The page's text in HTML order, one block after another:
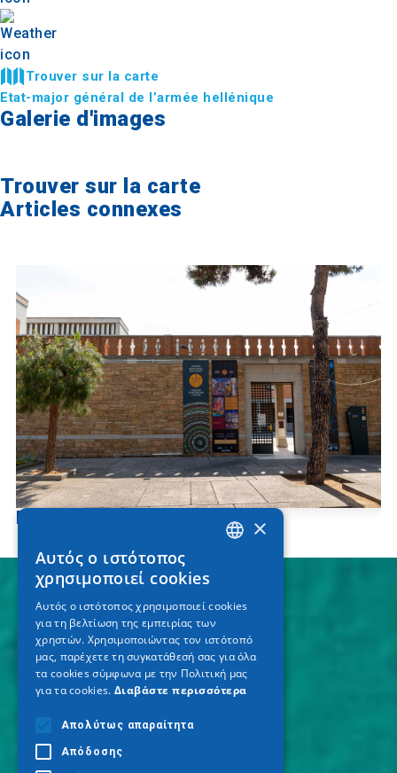
Trouver sur la carte
Etat-major général de l’armée hellénique
Galerie d'images
Trouver sur la carte
Articles connexes
Musée byzantin ×
Αυτός ο ιστότοπος
χρησιμοποιεί cookies
Αυτός ο ιστότοπος χρησιμοποιεί cookies
για τη βελτίωση της εμπειρίας των
χρηστών. Χρησιμοποιώντας τον ιστότοπό
μας, παρέχετε τη συγκατάθεσή σας για όλα
τα cookies σύμφωνα με την Πολιτική μας
για τα cookies. Διαβάστε περισσότερα
Απολύτως απαραίτητα
Απόδοσης